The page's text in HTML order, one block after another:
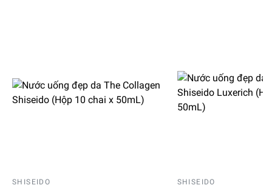
SHISEIDO SHISEIDO